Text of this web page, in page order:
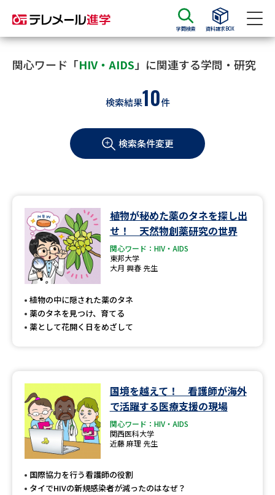
学問検索 資料請求BOX
資料請求 資料検索
大学・短大の資料種類から請求
学部・学科パンフ
過去問題集
大学・短大以外の資料から請求
専門学校の資料請求 大学院の資料請求
留学・進学関連、塾・予備校
高等学校（情報）教員資格認定
大学研究
関心ワード「HIV・AIDS 」に関連する学問・研究
検索結果10件
検索条件変更
植物が秘めた薬のタネを探し出
せ！ 天然物創薬研究の世界
関心ワード：HIV・AIDS
東邦大学
大月 興春 先生
植物の中に隠された薬のタネ
薬のタネを見つけ、育てる
薬として花開く日をめざして
国境を越えて！ 看護師が海外
で活躍する医療支援の現場
関心ワード：HIV・AIDS
関西医科大学
近藤 麻理 先生
国際協力を行う看護師の役割
タイでHIVの新規感染者が減ったのはなぜ？